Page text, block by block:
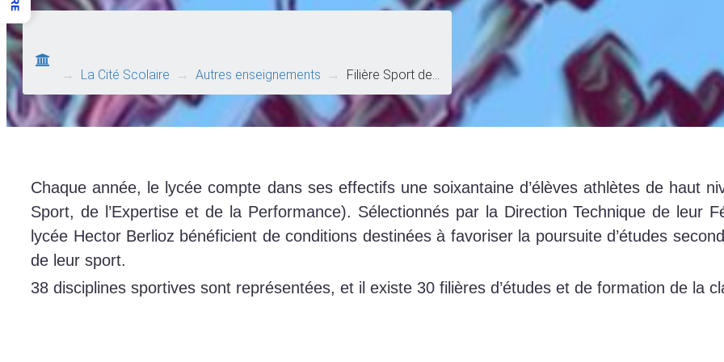
→ La Cité Scolaire → Autres enseignements → Filière Sport de…
Chaque année, le lycée compte dans ses effectifs une soixantaine d’élèves athlètes de haut
Sport, de l’Expertise et de la Performance). Sélectionnés par la Direction Technique de leur
lycée Hector Berlioz bénéficient de conditions destinées à favoriser la poursuite d’études
de leur sport.
38 disciplines sportives sont représentées, et il existe 30 filières d’études et de formation de la